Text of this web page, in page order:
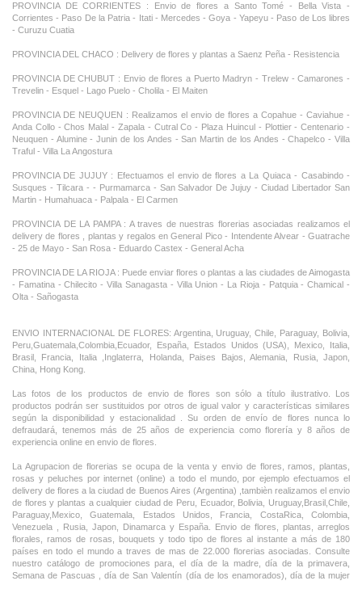
PROVINCIA DE CORRIENTES : Envio de flores a Santo Tomé - Bella Vista -
Corrientes - Paso De la Patria - Itati - Mercedes - Goya - Yapeyu - Paso de Los libres
- Curuzu Cuatia
PROVINCIA DEL CHACO : Delivery de flores y plantas a Saenz Peña - Resistencia
PROVINCIA DE CHUBUT : Envio de flores a Puerto Madryn - Trelew - Camarones -
Trevelin - Esquel - Lago Puelo - Cholila - El Maiten
PROVINCIA DE NEUQUEN : Realizamos el envio de flores a Copahue - Caviahue -
Anda Collo - Chos Malal - Zapala - Cutral Co - Plaza Huincul - Plottier - Centenario -
Neuquen - Alumine - Junin de los Andes - San Martin de los Andes - Chapelco - Villa
Traful - Villa La Angostura
PROVINCIA DE JUJUY : Efectuamos el envio de flores a La Quiaca - Casabindo -
Susques - Tilcara - - Purmamarca - San Salvador De Jujuy - Ciudad Libertador San
Martin - Humahuaca - Palpala - El Carmen
PROVINCIA DE LA PAMPA : A traves de nuestras florerias asociadas realizamos el
delivery de flores , plantas y regalos en General Pico - Intendente Alvear - Guatrache
- 25 de Mayo - San Rosa - Eduardo Castex - General Acha
PROVINCIA DE LA RIOJA : Puede enviar flores o plantas a las ciudades de Aimogasta
- Famatina - Chilecito - Villa Sanagasta - Villa Union - La Rioja - Patquia - Chamical -
Olta - Sañogasta
ENVIO INTERNACIONAL DE FLORES: Argentina, Uruguay, Chile, Paraguay, Bolivia,
Peru,Guatemala,Colombia,Ecuador, España, Estados Unidos (USA), Mexico, Italia,
Brasil, Francia, Italia ,Inglaterra, Holanda, Paises Bajos, Alemania, Rusia, Japon,
China, Hong Kong.
Las fotos de los productos de envio de flores son sólo a título ilustrativo. Los
productos podrán ser sustituidos por otros de igual valor y características similares
según la disponibilidad y estacionalidad . Su orden de envío de flores nunca lo
defraudará, tenemos más de 25 años de experiencia como florería y 8 años de
experiencia online en envio de flores.
La Agrupacion de florerias se ocupa de la venta y envio de flores, ramos, plantas,
rosas y peluches por internet (online) a todo el mundo, por ejemplo efectuamos el
delivery de flores a la ciudad de Buenos Aires (Argentina) ,tambièn realizamos el envio
de flores y plantas a cualquier ciudad de Peru, Ecuador, Bolivia, Uruguay,Brasil,Chile,
Paraguay,Mexico, Guatemala, Estados Unidos, Francia, CostaRica, Colombia,
Venezuela , Rusia, Japon, Dinamarca y España. Envio de flores, plantas, arreglos
florales, ramos de rosas, bouquets y todo tipo de flores al instante a más de 180
países en todo el mundo a traves de mas de 22.000 florerias asociadas. Consulte
nuestro catálogo de promociones para, el día de la madre, día de la primavera,
Semana de Pascuas , día de San Valentín (día de los enamorados), día de la mujer